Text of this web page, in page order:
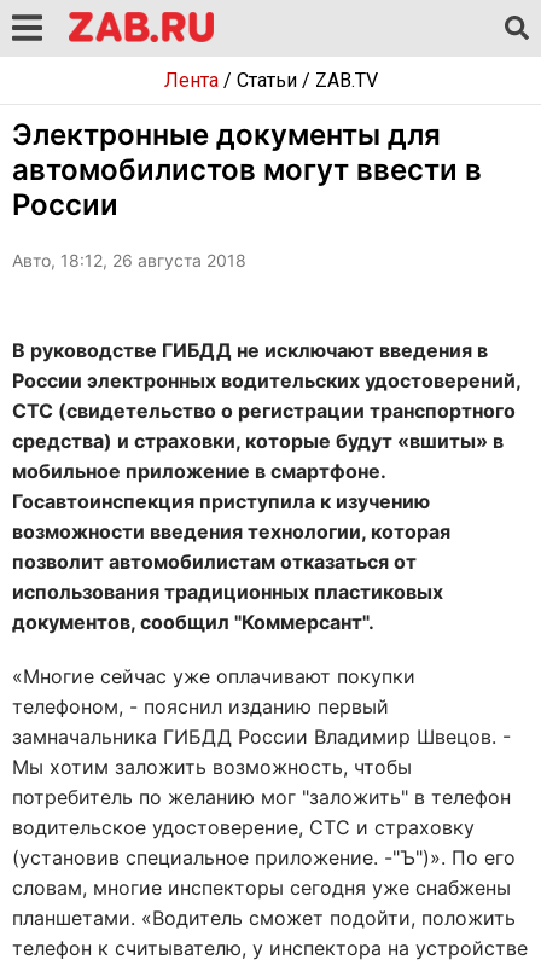
Лента/ Статьи/ ZAB.TV
Электронные документы для
автомобилистов могут ввести в
России
Авто, 18:12, 26 августа 2018
В руководстве ГИБДД не исключают введения в
России электронных водительских удостоверений,
СТС (свидетельство о регистрации транспортного
средства) и страховки, которые будут «вшиты» в
мобильное приложение в смартфоне.
Госавтоинспекция приступила к изучению
возможности введения технологии, которая
позволит автомобилистам отказаться от
использования традиционных пластиковых
документов, сообщил "Коммерсант".
«Многие сейчас уже оплачивают покупки
телефоном, - пояснил изданию первый
замначальника ГИБДД России Владимир Швецов. -
Мы хотим заложить возможность, чтобы
потребитель по желанию мог "заложить" в телефон
водительское удостоверение, СТС и страховку
(установив специальное приложение. -"Ъ")». По его
словам, многие инспекторы сегодня уже снабжены
планшетами. «Водитель сможет подойти, положить
телефон к считывателю, у инспектора на устройстве